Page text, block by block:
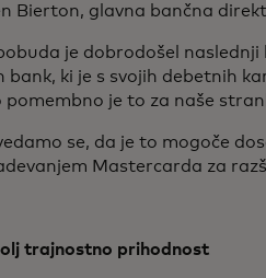
Bierton, glavna bančna
je dobrodošel
bank, ki je s svojih debetnih
pomembno je to za naše
se, da je to mogoče
Mastercarda za
trajnostno prihodnost